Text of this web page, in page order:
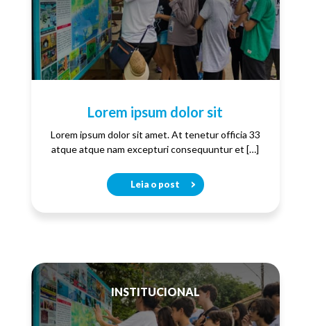
Lorem ipsum dolor sit
Lorem ipsum dolor sit amet. At tenetur officia 33
atque atque nam excepturi consequuntur et […]
Leia o post
INSTITUCIONAL